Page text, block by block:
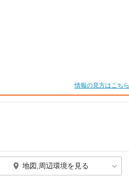
情報の見方はこちら
地図,周辺環境を見る